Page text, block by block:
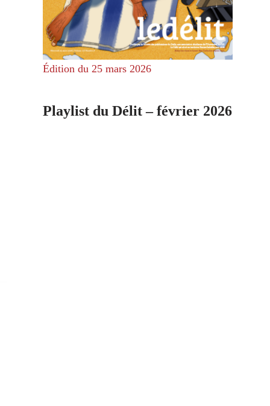
Édition du 25 mars 2026
Playlist du Délit – février 2026